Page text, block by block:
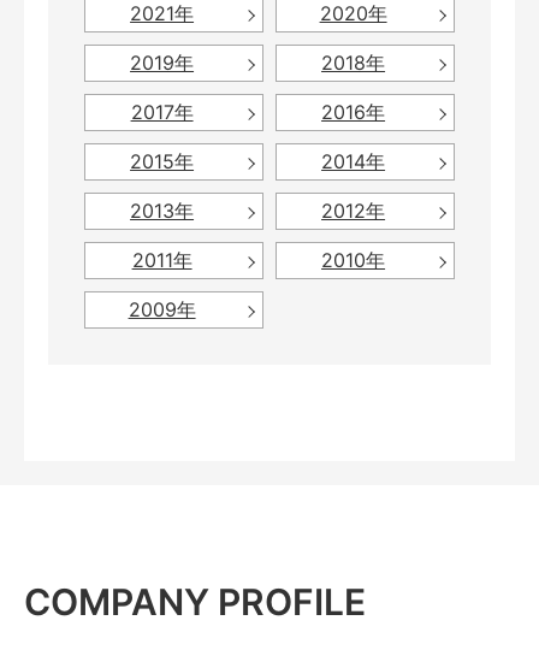
2021年 2020年
2019年 2018年
2017年 2016年
2015年 2014年
2013年 2012年
2011年 2010年
2009年
COMPANY PROFILE